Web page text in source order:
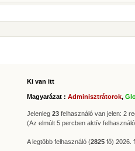
Ki van itt
Magyarázat : Adminisztrátorok,
Jelenleg 23 felhasználó van jelen: 2
(Az elmúlt 5 percben aktív
A legtöbb felhasználó (2825 fő) 2026.
Statisztika
* Hozzászólások száma:
62619
* Témák száma:
* Felhasználók száma: 606
* Legújabb regisztrált tagunk:Zolee